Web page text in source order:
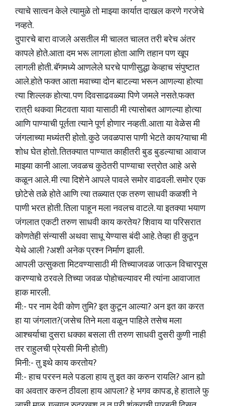
त्याचे सात्वन केले त्यामुळे तो माझ्या कार्यात दाखल करणे गरजेचे
नव्हते.
दुपारचे बारा वाजले असतील मी चालत चालत तरी बरेच अंतर
कापले होते.आता दम भरू लागला होता आणि तहान पण खूप
लागली होती. बॅगमध्ये आणलेले घरचे पाणीसुद्धा केव्हाच संपुष्टात
आले.होते फक्त आता मवाच्या दोन बाटल्या भरून आणल्या होत्या
त्या शिल्लक होत्या. पण दिवसाढवळ्या पिणे जमले नसते.फक्त
रात्री थकवा मिटवता यावा यासाठी मी त्यासोबत आणल्या होत्या
आणि पाण्याची पूर्तता त्याने पूर्ण होणार नव्हती. आता या वेळेस मी
जंगलाच्या मध्यंतरी होतो. कुठे जवळपास पाणी भेटते काय?याचा मी
शोध घेत होतो. तितक्यात पाण्यात काहीतरी बुड बुडल्याचा आवाज
माझ्या कानी आला. जवळच कुठेतरी पाण्याचा स्त्रोत आहे असे
कळून आले. मी त्या दिशेने आपले पावले समोर वाढवली. समोर एक
छोटेसे तळे होते आणि त्या तळ्यात एक तरुण साधवी कळशी ने
पाणी भरत होती. तिला पाहून मला नवलच वाटले. या इतक्या भयाण
जंगलात एकटी तरुण साधवी काय करतेय? शिवाय या परिसरात
कोणतेही संन्यासी अथवा साधू येण्यास बंदी आहे. तेव्हा ही कुठून
येथे आली ?अशी अनेक प्रश्न निर्माण झाली.
आपली उत्सुकता मिटवण्यासाठी मी तिच्याजवळ जाऊन विचारपूस
करण्याचे ठरवले तिच्या जवळ पोहोचल्यावर मी त्यांना आवाजात
हाक मारली.
मी:- पर नाम देवी कोण तुमि? इत कुटून आल्या? अन इत का करत
हा या जंगलात?(जसेच तिने मला वळून पाहिले तसेच मला
आश्चर्याचा दुसरा धक्का बसला ती तरुण साधवी दुसरी कुणी नाही
तर राहुलची प्रेयसी मिनी होती)
मिनी:- तु इथे काय करतोय?
मी:- हाच परस्न मले पडला हाय तु इत का करुन रायलि? आन ह्यो
का अवतार करुन ठीवला हाय आपला? हे भगव कापड, हे हाताले फु